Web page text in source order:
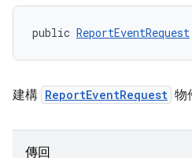
public ReportEventRequest
建構 ReportEventRequest 物
傳回